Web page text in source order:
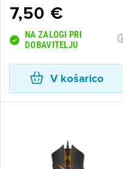
7,50 €
NA ZALOGI PRI
DOBAVITELJU
V košarico